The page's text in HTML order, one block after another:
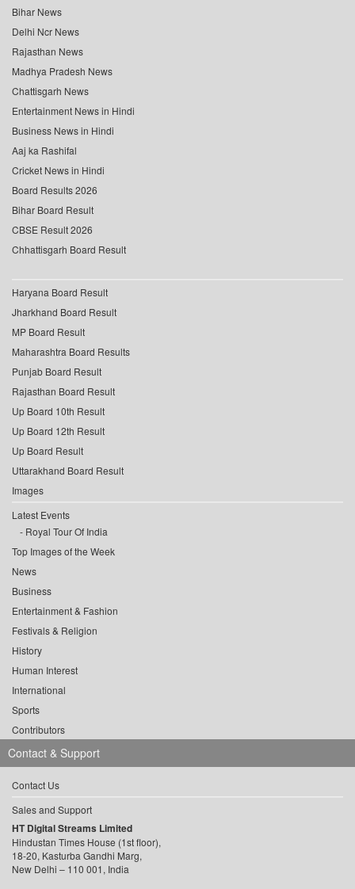
Bihar News
Delhi Ncr News
Rajasthan News
Madhya Pradesh News
Chattisgarh News
Entertainment News in Hindi
Business News in Hindi
Aaj ka Rashifal
Cricket News in Hindi
Board Results 2026
Bihar Board Result
CBSE Result 2026
Chhattisgarh Board Result
Haryana Board Result
Jharkhand Board Result
MP Board Result
Maharashtra Board Results
Punjab Board Result
Rajasthan Board Result
Up Board 10th Result
Up Board 12th Result
Up Board Result
Uttarakhand Board Result
Images
Latest Events
Royal Tour Of India
Top Images of the Week
News
Business
Entertainment & Fashion
Festivals & Religion
History
Human Interest
International
Sports
Contributors
Contact & Support
Contact Us
Sales and Support
HT Digital Streams Limited
Hindustan Times House (1st floor),
18-20, Kasturba Gandhi Marg,
New Delhi – 110 001, India